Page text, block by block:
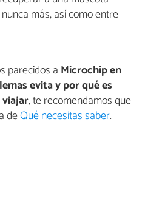
más, así como entre
parecidos a Microchip en
evita y por qué es
, te recomendamos que
deQué necesitas saber.